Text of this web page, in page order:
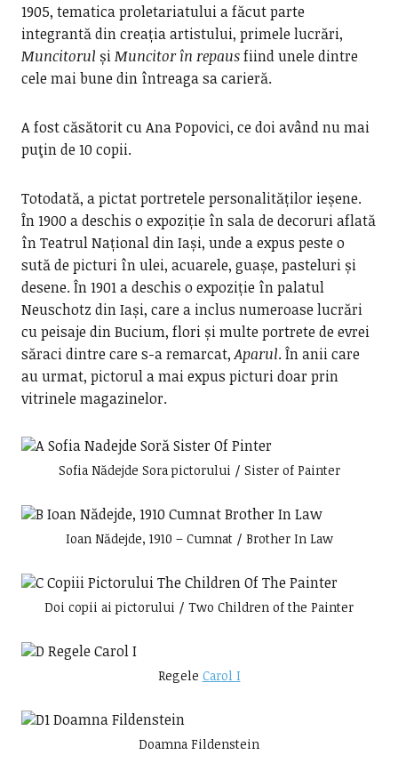
1905, tematica proletariatului a făcut parte
integrantă din creația artistului, primele lucrări,
Muncitorul șiMuncitor în repausfiind unele dintre
cele mai bune din întreaga sa carieră.
A fost căsătorit cu Ana Popovici, ce doi având nu mai
puţin de 10 copii.
Totodată, a pictat portretele personalităților ieșene.
În 1900 a deschis o expoziție în sala de decoruri aflată
în Teatrul Național din Iași, unde a expus peste o
sută de picturi în ulei, acuarele, guașe, pasteluri și
desene. În 1901 a deschis o expoziție în palatul
Neuschotz din Iași, care a inclus numeroase lucrări
cu peisaje din Bucium, flori și multe portrete de evrei
săraci dintre care s-a remarcat,Aparul. În anii care
au urmat, pictorul a mai expus picturi doar prin
vitrinele magazinelor.
Sofia Nădejde Sora pictorului / Sister of Painter
Ioan Nădejde, 1910 – Cumnat / Brother In Law
Doi copii ai pictorului / Two Children of the Painter
Regele Carol I
Doamna Fildenstein